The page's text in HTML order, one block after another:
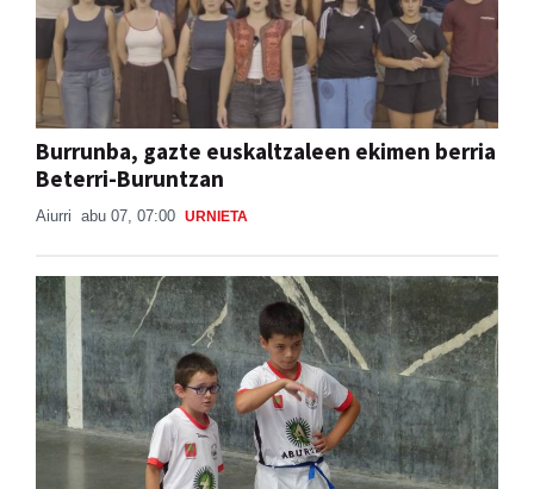
Burrunba, gazte euskaltzaleen ekimen berria
Beterri-Buruntzan
Aiurri abu 07, 07:00 URNIETA